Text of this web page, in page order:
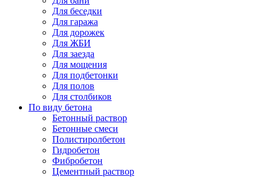
Для беседки
Для гаража
Для дорожек
Для ЖБИ
Для заезда
Для мощения
Для подбетонки
Для полов
Для столбиков
По виду бетона
Бетонный раствор
Бетонные смеси
Полистиролбетон
Гидробетон
Фибробетон
Цементный раствор